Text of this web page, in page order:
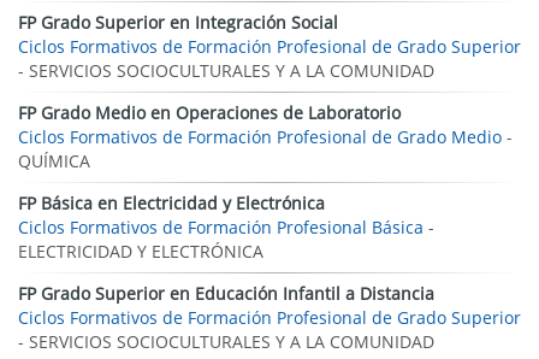
FP Grado Superior en Integración Social
Ciclos Formativos de Formación Profesional de Grado Superior
- SERVICIOS SOCIOCULTURALES Y A LA COMUNIDAD
FP Grado Medio en Operaciones de Laboratorio
Ciclos Formativos de Formación Profesional de Grado Medio -
QUÍMICA
FP Básica en Electricidad y Electrónica
Ciclos Formativos de Formación Profesional Básica -
ELECTRICIDAD Y ELECTRÓNICA
FP Grado Superior en Educación Infantil a Distancia
Ciclos Formativos de Formación Profesional de Grado Superior
- SERVICIOS SOCIOCULTURALES Y A LA COMUNIDAD